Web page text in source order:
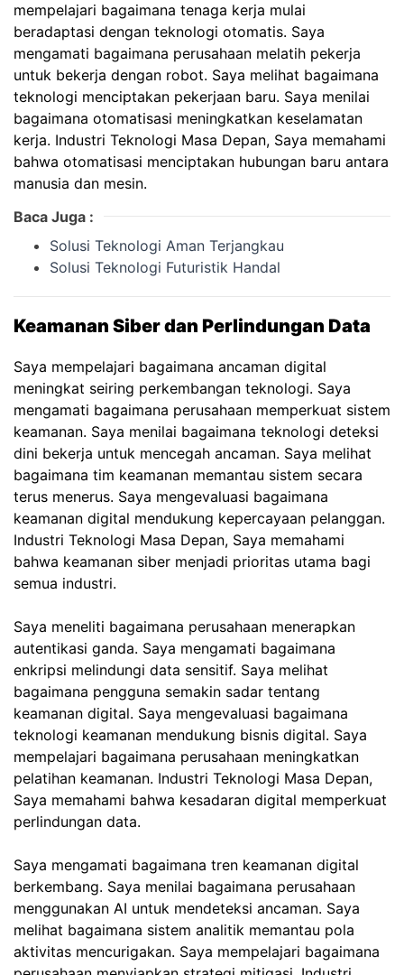
mempelajari bagaimana tenaga kerja mulai
beradaptasi dengan teknologi otomatis. Saya
mengamati bagaimana perusahaan melatih pekerja
untuk bekerja dengan robot. Saya melihat bagaimana
teknologi menciptakan pekerjaan baru. Saya menilai
bagaimana otomatisasi meningkatkan keselamatan
kerja. Industri Teknologi Masa Depan, Saya memahami
bahwa otomatisasi menciptakan hubungan baru antara
manusia dan mesin.
Baca Juga :
Solusi Teknologi Aman Terjangkau
Solusi Teknologi Futuristik Handal
Keamanan Siber dan Perlindungan Data
Saya mempelajari bagaimana ancaman digital
meningkat seiring perkembangan teknologi. Saya
mengamati bagaimana perusahaan memperkuat sistem
keamanan. Saya menilai bagaimana teknologi deteksi
dini bekerja untuk mencegah ancaman. Saya melihat
bagaimana tim keamanan memantau sistem secara
terus menerus. Saya mengevaluasi bagaimana
keamanan digital mendukung kepercayaan pelanggan.
Industri Teknologi Masa Depan, Saya memahami
bahwa keamanan siber menjadi prioritas utama bagi
semua industri.
Saya meneliti bagaimana perusahaan menerapkan
autentikasi ganda. Saya mengamati bagaimana
enkripsi melindungi data sensitif. Saya melihat
bagaimana pengguna semakin sadar tentang
keamanan digital. Saya mengevaluasi bagaimana
teknologi keamanan mendukung bisnis digital. Saya
mempelajari bagaimana perusahaan meningkatkan
pelatihan keamanan. Industri Teknologi Masa Depan,
Saya memahami bahwa kesadaran digital memperkuat
perlindungan data.
Saya mengamati bagaimana tren keamanan digital
berkembang. Saya menilai bagaimana perusahaan
menggunakan AI untuk mendeteksi ancaman. Saya
melihat bagaimana sistem analitik memantau pola
aktivitas mencurigakan. Saya mempelajari bagaimana